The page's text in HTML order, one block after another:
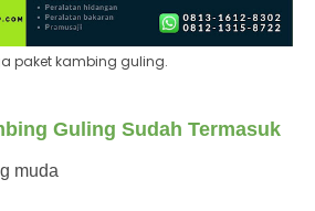
paket kambing guling.
Guling Sudah Termasuk
muda